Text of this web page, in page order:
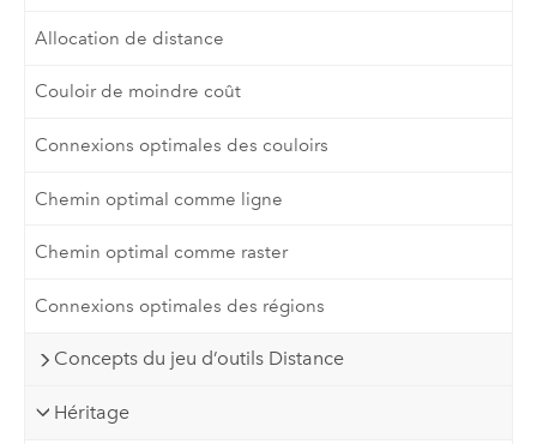
Allocation de distance
Couloir de moindre coût
Connexions optimales des couloirs
Chemin optimal comme ligne
Chemin optimal comme raster
Connexions optimales des régions
Concepts du jeu d’outils Distance
Héritage